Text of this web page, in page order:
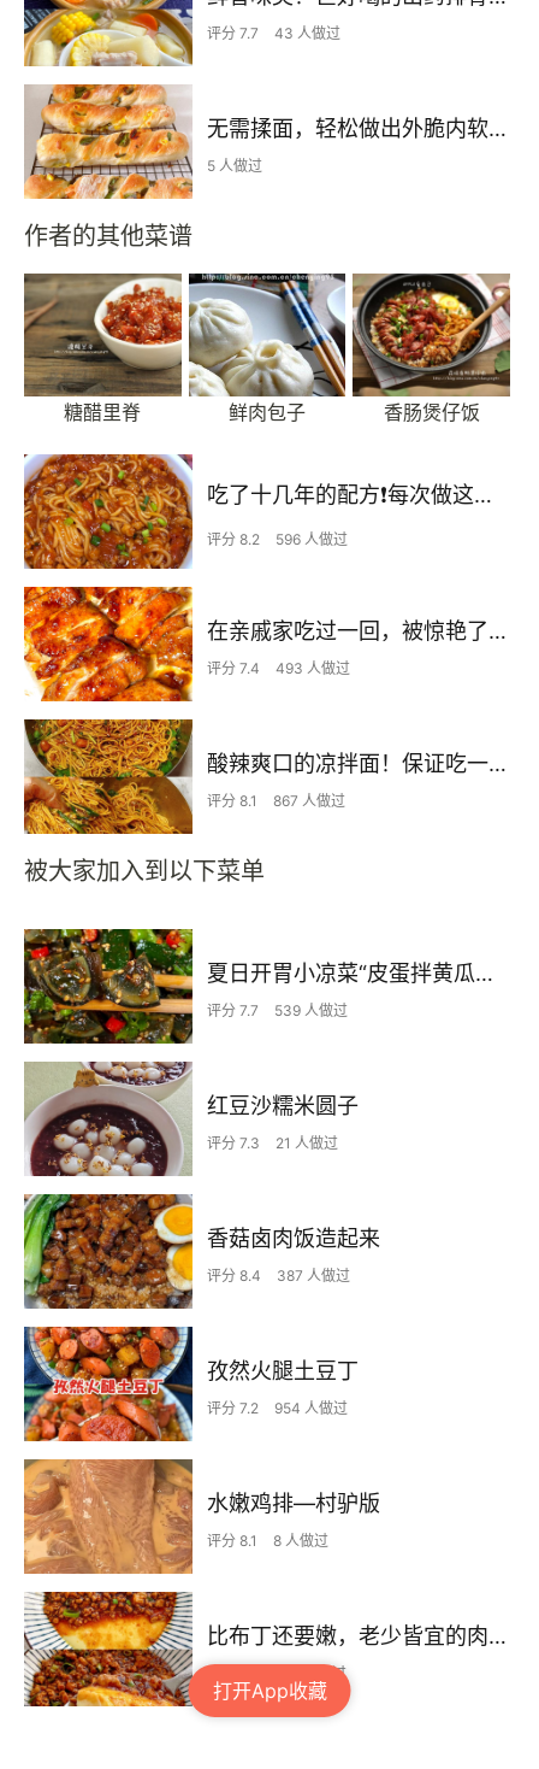
打开App收藏
评分 7.7 43 人做过
无需揉面，轻松做出外脆内软的恰巴塔扭扭棒，手残党们的福利来咯~
5 人做过
作者的其他菜谱
糖醋里脊 鲜肉包子 香肠煲仔饭
吃了十几年的配方❗️每次做这至少吃2碗
评分 8.2 596 人做过
在亲戚家吃过一回，被惊艳了…
评分 7.4 493 人做过
酸辣爽口的凉拌面！保证吃一次就上瘾
评分 8.1 867 人做过
被大家加入到以下菜单
夏日开胃小凉菜“皮蛋拌黄瓜🥒”开胃减脂
评分 7.7 539 人做过
红豆沙糯米圆子
评分 7.3 21 人做过
香菇卤肉饭造起来
评分 8.4 387 人做过
孜然火腿土豆丁
评分 7.2 954 人做过
水嫩鸡排—村驴版
评分 8.1 8 人做过
比布丁还要嫩，老少皆宜的肉沫蒸蛋
411 人做过